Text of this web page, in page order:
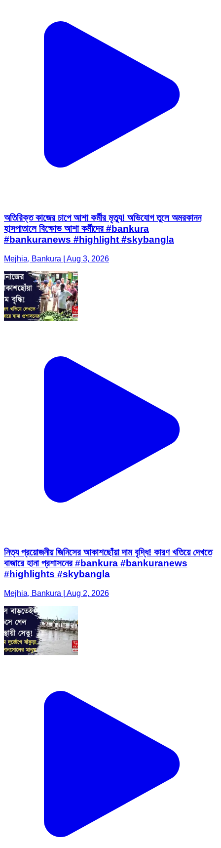
অতিরিক্ত কাজের চাপে আশা কর্মীর মৃত্যু! অভিযোগ তুলে অমরকানন
হাসপাতালে বিক্ষোভ আশা কর্মীদের #bankura
#bankuranews #highlight #skybangla
Mejhia, Bankura | Aug 3, 2026
নিত্য প্রয়োজনীয় জিনিসের আকাশছোঁয়া দাম বৃদ্ধি! কারণ খতিয়ে দেখতে
বাজারে হানা প্রশাসনের #bankura #bankuranews
#highlights #skybangla
Mejhia, Bankura | Aug 2, 2026